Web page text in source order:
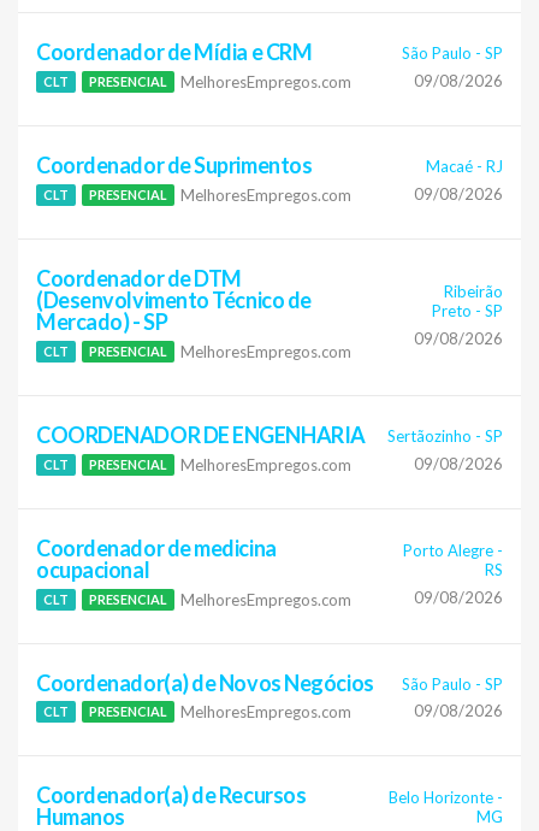
Coordenador de Mídia e CRM
CLT PRESENCIAL MelhoresEmpregos.com
São Paulo - SP
09/08/2026
Coordenador de Suprimentos
CLT PRESENCIAL MelhoresEmpregos.com
Macaé - RJ
09/08/2026
Coordenador de DTM
(Desenvolvimento Técnico de
Mercado) - SP
CLT PRESENCIAL MelhoresEmpregos.com
Ribeirão
Preto - SP
09/08/2026
COORDENADOR DE ENGENHARIA
CLT PRESENCIAL MelhoresEmpregos.com
Sertãozinho - SP
09/08/2026
Coordenador de medicina
ocupacional
CLT PRESENCIAL MelhoresEmpregos.com
Porto Alegre -
RS
09/08/2026
Coordenador(a) de Novos Negócios
CLT PRESENCIAL MelhoresEmpregos.com
São Paulo - SP
09/08/2026
Coordenador(a) de Recursos
Humanos
Belo Horizonte -
MG